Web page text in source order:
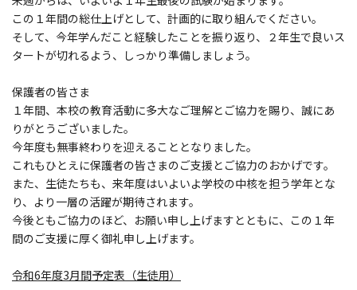
この１年間の総仕上げとして、計画的に取り組んでください。
そして、今年学んだこと経験したことを振り返り、２年生で良いス
タートが切れるよう、しっかり準備しましょう。
保護者の皆さま
１年間、本校の教育活動に多大なご理解とご協力を賜り、誠にあ
りがとうございました。
今年度も無事終わりを迎えることとなりました。
これもひとえに保護者の皆さまのご支援とご協力のおかげです。
また、生徒たちも、来年度はいよいよ学校の中核を担う学年とな
り、より一層の活躍が期待されます。
今後ともご協力のほど、お願い申し上げますとともに、この１年
間のご支援に厚く御礼申し上げます。
令和6年度3月間予定表（生徒用）